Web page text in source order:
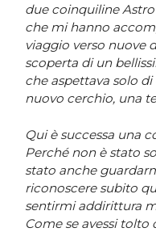
due coinquiline Astro
che mi hanno
viaggio verso nuove
scoperta di un
che aspettava solo
nuovo cerchio, una
Qui è successa una
Perché non è stato
stato anche
riconoscere subito
sentirmi addirittura
Come se avessi tolto